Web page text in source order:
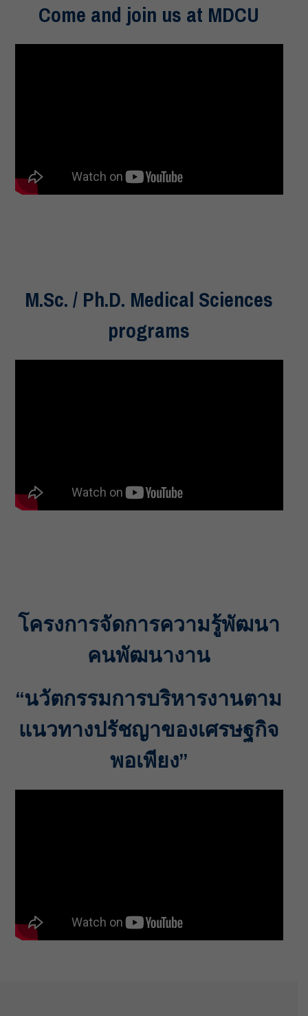
Come and join us at MDCU
M.Sc. / Ph.D. Medical Sciences
programs
โครงการจัดการความรู้พัฒนา
คนพัฒนางาน
“นวัตกรรมการบริหารงานตาม
แนวทางปรัชญาของเศรษฐกิจ
พอเพียง”